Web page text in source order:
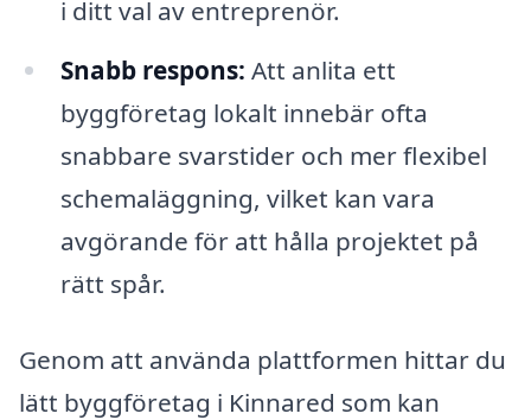
i ditt val av entreprenör.
Snabb respons: Att anlita ett
byggföretag lokalt innebär ofta
snabbare svarstider och mer flexibel
schemaläggning, vilket kan vara
avgörande för att hålla projektet på
rätt spår.
Genom att använda plattformen hittar du
lätt byggföretag i Kinnared som kan